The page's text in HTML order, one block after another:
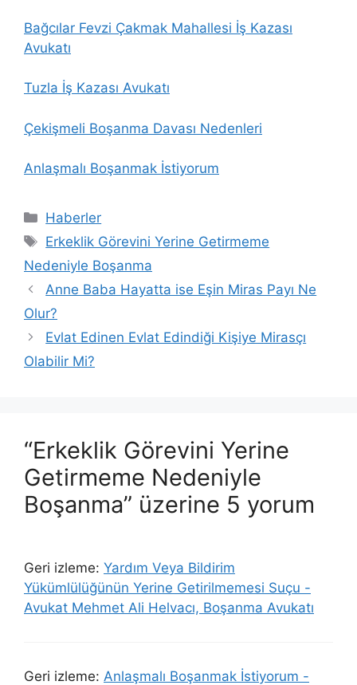
Bağcılar Fevzi Çakmak Mahallesi İş Kazası
Avukatı
Tuzla İş Kazası Avukatı
Çekişmeli Boşanma Davası Nedenleri
Anlaşmalı Boşanmak İstiyorum
Kategoriler
Haberler
Etiketler
Erkeklik Görevini Yerine Getirmeme
Nedeniyle Boşanma
Anne Baba Hayatta ise Eşin Miras Payı Ne
Olur?
Evlat Edinen Evlat Edindiği Kişiye Mirasçı
Olabilir Mi?
“Erkeklik Görevini Yerine
Getirmeme Nedeniyle
Boşanma” üzerine 5 yorum
Geri izleme: Yardım Veya Bildirim
Yükümlülüğünün Yerine Getirilmemesi Suçu -
Avukat Mehmet Ali Helvacı, Boşanma Avukatı
Geri izleme: Anlaşmalı Boşanmak İstiyorum -